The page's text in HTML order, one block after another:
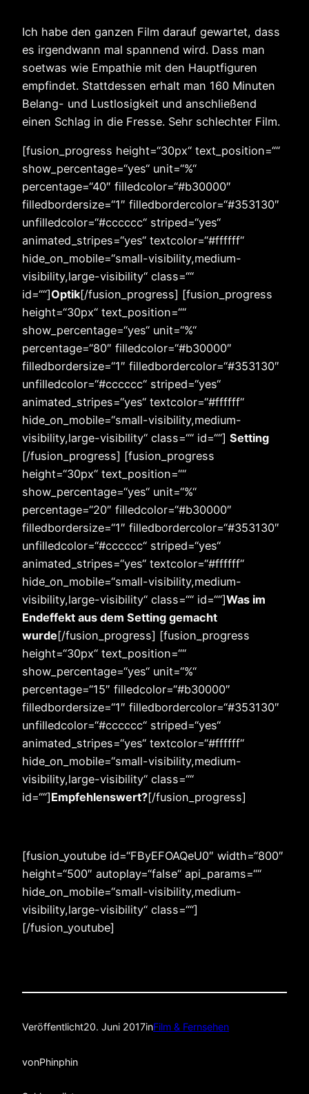
Ich habe den ganzen Film darauf gewartet, dass
es irgendwann mal spannend wird. Dass man
soetwas wie Empathie mit den Hauptfiguren
empfindet. Stattdessen erhalt man 160 Minuten
Belang- und Lustlosigkeit und anschließend
einen Schlag in die Fresse. Sehr schlechter Film.
[fusion_progress height=“30px“ text_position=““
show_percentage=“yes“ unit=“%“
percentage=“40″ filledcolor=“#b30000″
filledbordersize=“1″ filledbordercolor=“#353130″
unfilledcolor=“#cccccc“ striped=“yes“
animated_stripes=“yes“ textcolor=“#ffffff“
hide_on_mobile=“small-visibility,medium-
visibility,large-visibility“ class=““
id=““]Optik[/fusion_progress] [fusion_progress
height=“30px“ text_position=““
show_percentage=“yes“ unit=“%“
percentage=“80″ filledcolor=“#b30000″
filledbordersize=“1″ filledbordercolor=“#353130″
unfilledcolor=“#cccccc“ striped=“yes“
animated_stripes=“yes“ textcolor=“#ffffff“
hide_on_mobile=“small-visibility,medium-
visibility,large-visibility“ class=““ id=““] Setting
[/fusion_progress] [fusion_progress
height=“30px“ text_position=““
show_percentage=“yes“ unit=“%“
percentage=“20″ filledcolor=“#b30000″
filledbordersize=“1″ filledbordercolor=“#353130″
unfilledcolor=“#cccccc“ striped=“yes“
animated_stripes=“yes“ textcolor=“#ffffff“
hide_on_mobile=“small-visibility,medium-
visibility,large-visibility“ class=““ id=““]Was im
Endeffekt aus dem Setting gemacht
wurde[/fusion_progress] [fusion_progress
height=“30px“ text_position=““
show_percentage=“yes“ unit=“%“
percentage=“15″ filledcolor=“#b30000″
filledbordersize=“1″ filledbordercolor=“#353130″
unfilledcolor=“#cccccc“ striped=“yes“
animated_stripes=“yes“ textcolor=“#ffffff“
hide_on_mobile=“small-visibility,medium-
visibility,large-visibility“ class=““
id=““]Empfehlenswert?[/fusion_progress]
[fusion_youtube id=“FByEFOAQeU0″ width=“800″
height=“500″ autoplay=“false“ api_params=““
hide_on_mobile=“small-visibility,medium-
visibility,large-visibility“ class=““]
[/fusion_youtube]
Veröffentlicht20. Juni 2017inFilm & Fernsehen
vonPhinphin